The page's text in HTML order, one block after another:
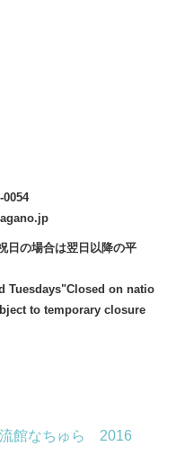
日の場合は翌日以降の平
Tuesdays"Closed on natio
to temporary closure
館なちゅら 2016